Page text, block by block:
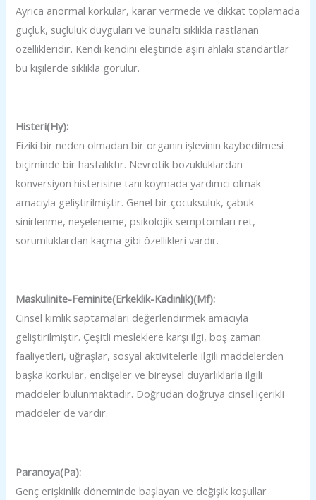
Ayrıca anormal korkular, karar vermede ve dikkat toplamada
güçlük, suçluluk duyguları ve bunaltı sıklıkla rastlanan
özellikleridir. Kendi kendini eleştiride aşırı ahlaki standartlar
bu kişilerde sıklıkla görülür.
Histeri(Hy):
Fiziki bir neden olmadan bir organın işlevinin kaybedilmesi
biçiminde bir hastalıktır. Nevrotik bozukluklardan
konversiyon histerisine tanı koymada yardımcı olmak
amacıyla geliştirilmiştir. Genel bir çocuksuluk, çabuk
sinirlenme, neşeleneme, psikolojik semptomları ret,
sorumluklardan kaçma gibi özellikleri vardır.
Maskulinite-Feminite(Erkeklik-Kadınlık)(Mf):
Cinsel kimlik saptamaları değerlendirmek amacıyla
geliştirilmiştir. Çeşitli mesleklere karşı ilgi, boş zaman
faaliyetleri, uğraşlar, sosyal aktivitelerle ilgili maddelerden
başka korkular, endişeler ve bireysel duyarlıklarla ilgili
maddeler bulunmaktadır. Doğrudan doğruya cinsel içerikli
maddeler de vardır.
Paranoya(Pa):
Genç erişkinlik döneminde başlayan ve değişik koşullar